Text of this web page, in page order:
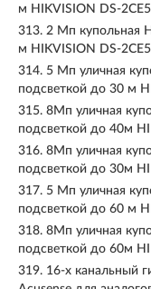
м HIKVISION DS-
313. 2 Мп купольная
м HIKVISION DS-
314. 5 Мп уличная
подсветкой до 30 м
315. 8Мп уличная
подсветкой до 40м
316. 8Мп уличная
подсветкой до 30м
317. 5 Мп уличная
подсветкой до 60 м
318. 8Мп уличная
подсветкой до 60м
319. 16-х канальный